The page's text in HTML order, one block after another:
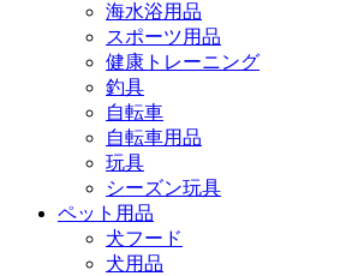
海水浴用品
スポーツ用品
健康トレーニング
釣具
自転車
自転車用品
玩具
シーズン玩具
ペット用品
犬フード
犬用品